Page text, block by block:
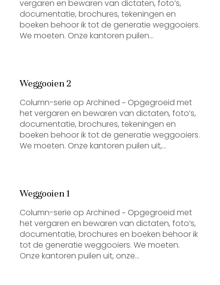
vergaren en bewaren van dictaten, foto’s,
documentatie, brochures, tekeningen en
boeken behoor ik tot de generatie weggooiers.
We moeten. Onze kantoren puilen…
Weggooien 2
Column-serie op Archined ~ Opgegroeid met
het vergaren en bewaren van dictaten, foto’s,
documentatie, brochures, tekeningen en
boeken behoor ik tot de generatie weggooiers.
We moeten. Onze kantoren puilen uit,…
Weggooien 1
Column-serie op Archined ~ Opgegroeid met
het vergaren en bewaren van dictaten, foto’s,
documentatie, brochures en boeken behoor ik
tot de generatie weggooiers. We moeten.
Onze kantoren puilen uit, onze…